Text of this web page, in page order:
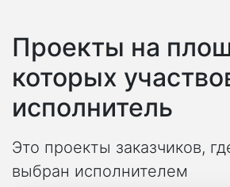
Проекты на
которых
исполнитель
Это проекты заказчиков,
выбран исполнителем